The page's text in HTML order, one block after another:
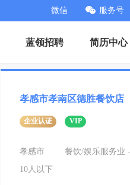
微信 服务号
蓝领招聘 简历中心
孝感市孝南区德胜餐饮店
企业认证 VIP
孝感市
餐饮/娱乐服务业
10人以下